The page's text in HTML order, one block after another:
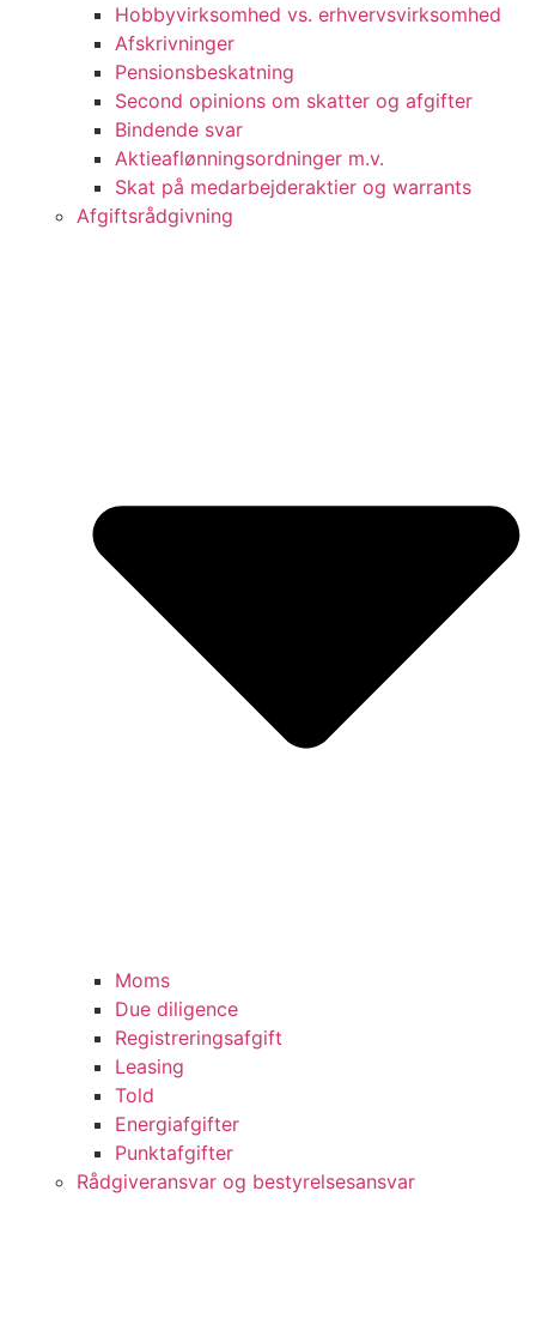
Hobbyvirksomhed vs. erhvervsvirksomhed
Afskrivninger
Pensionsbeskatning
Second opinions om skatter og afgifter
Bindende svar
Aktieaflønningsordninger m.v.
Skat på medarbejderaktier og warrants
Afgiftsrådgivning
Moms
Due diligence
Registreringsafgift
Leasing
Told
Energiafgifter
Punktafgifter
Rådgiveransvar og bestyrelsesansvar